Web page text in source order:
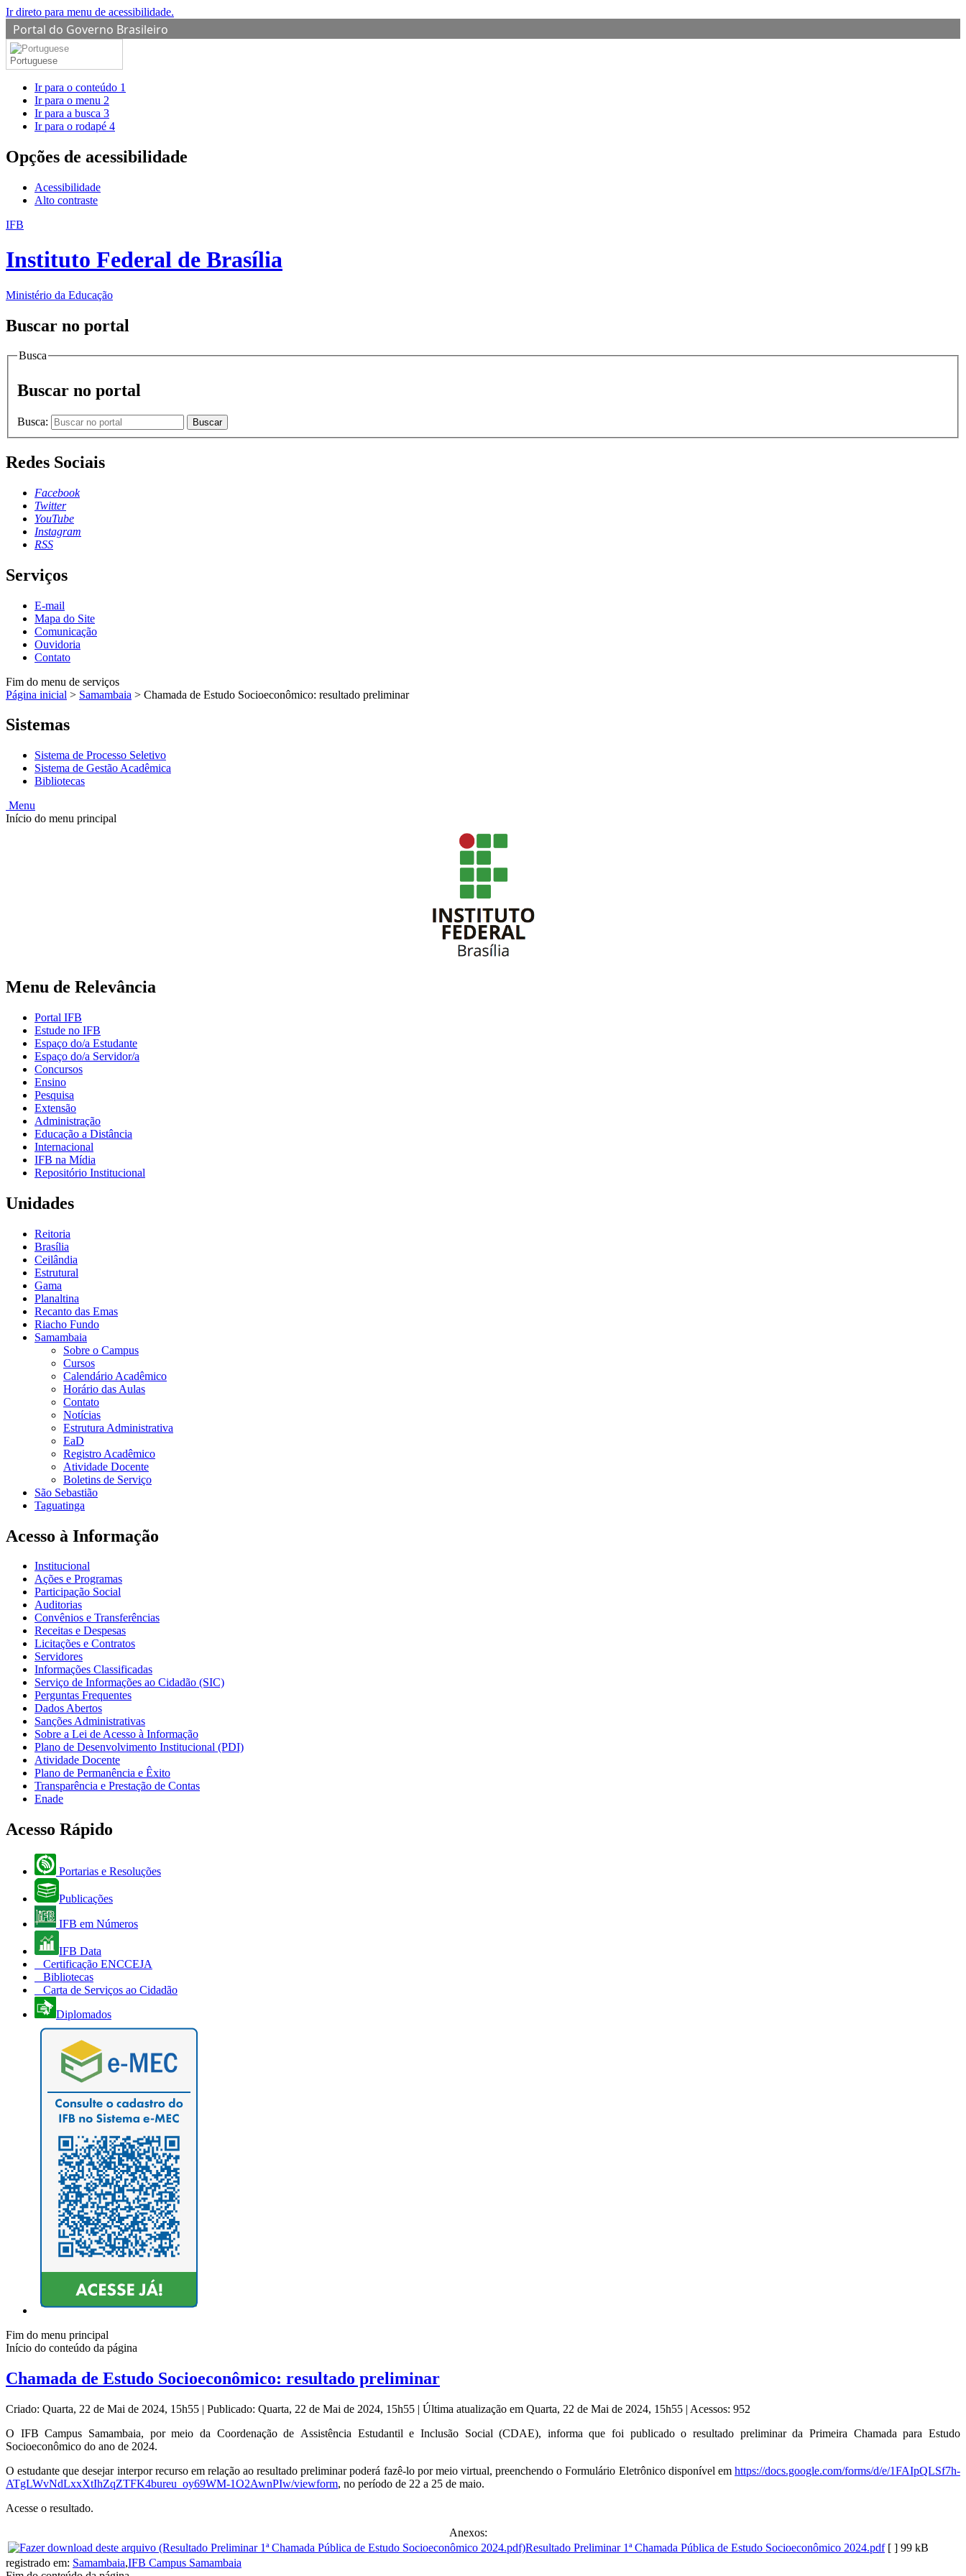
Ir direto para menu de acessibilidade.
Portal do Governo Brasileiro
Portuguese
Ir para o conteúdo 1
Ir para o menu 2
Ir para a busca 3
Ir para o rodapé 4
Opções de acessibilidade
Acessibilidade
Alto contraste
IFB
Instituto Federal de Brasília
Ministério da Educação
Buscar no portal
Busca
Buscar no portal
Busca: Buscar
Redes Sociais
Facebook
Twitter
YouTube
Instagram
RSS
Serviços
E-mail
Mapa do Site
Comunicação
Ouvidoria
Contato
Fim do menu de serviços
Página inicial > Samambaia > Chamada de Estudo Socioeconômico: resultado preliminar
Sistemas
Sistema de Processo Seletivo
Sistema de Gestão Acadêmica
Bibliotecas
Menu
Início do menu principal
Menu de Relevância
Portal IFB
Estude no IFB
Espaço do/a Estudante
Espaço do/a Servidor/a
Concursos
Ensino
Pesquisa
Extensão
Administração
Educação a Distância
Internacional
IFB na Mídia
Repositório Institucional
Unidades
Reitoria
Brasília
Ceilândia
Estrutural
Gama
Planaltina
Recanto das Emas
Riacho Fundo
Samambaia
Sobre o Campus
Cursos
Calendário Acadêmico
Horário das Aulas
Contato
Notícias
Estrutura Administrativa
EaD
Registro Acadêmico
Atividade Docente
Boletins de Serviço
São Sebastião
Taguatinga
Acesso à Informação
Institucional
Ações e Programas
Participação Social
Auditorias
Convênios e Transferências
Receitas e Despesas
Licitações e Contratos
Servidores
Informações Classificadas
Serviço de Informações ao Cidadão (SIC)
Perguntas Frequentes
Dados Abertos
Sanções Administrativas
Sobre a Lei de Acesso à Informação
Plano de Desenvolvimento Institucional (PDI)
Atividade Docente
Plano de Permanência e Êxito
Transparência e Prestação de Contas
Enade
Acesso Rápido
Portarias e Resoluções
Publicações
IFB em Números
IFB Data
Certificação ENCCEJA
Bibliotecas
Carta de Serviços ao Cidadão
Diplomados
Fim do menu principal
Início do conteúdo da página
Chamada de Estudo Socioeconômico: resultado preliminar
Criado: Quarta, 22 de Mai de 2024, 15h55 | Publicado: Quarta, 22 de Mai de 2024, 15h55 | Última atualização em Quarta, 22 de Mai de 2024, 15h55 | Acessos: 952
O IFB Campus Samambaia, por meio da Coordenação de Assistência Estudantil e Inclusão Social (CDAE), informa que foi publicado o resultado preliminar da Primeira Chamada para Estudo
Socioeconômico do ano de 2024.
O estudante que desejar interpor recurso em relação ao resultado preliminar poderá fazê-lo por meio virtual, preenchendo o Formulário Eletrônico disponível em https://docs.google.com/forms/d/e/1FAIpQLSf7h-
ATgLWvNdLxxXtIhZqZTFK4bureu_oy69WM-1O2AwnPIw/viewform, no período de 22 a 25 de maio.
Acesse o resultado.
Anexos:
Resultado Preliminar 1ª Chamada Pública de Estudo Socioeconômico 2024.pdf [ ] 99 kB
registrado em: Samambaia,IFB Campus Samambaia